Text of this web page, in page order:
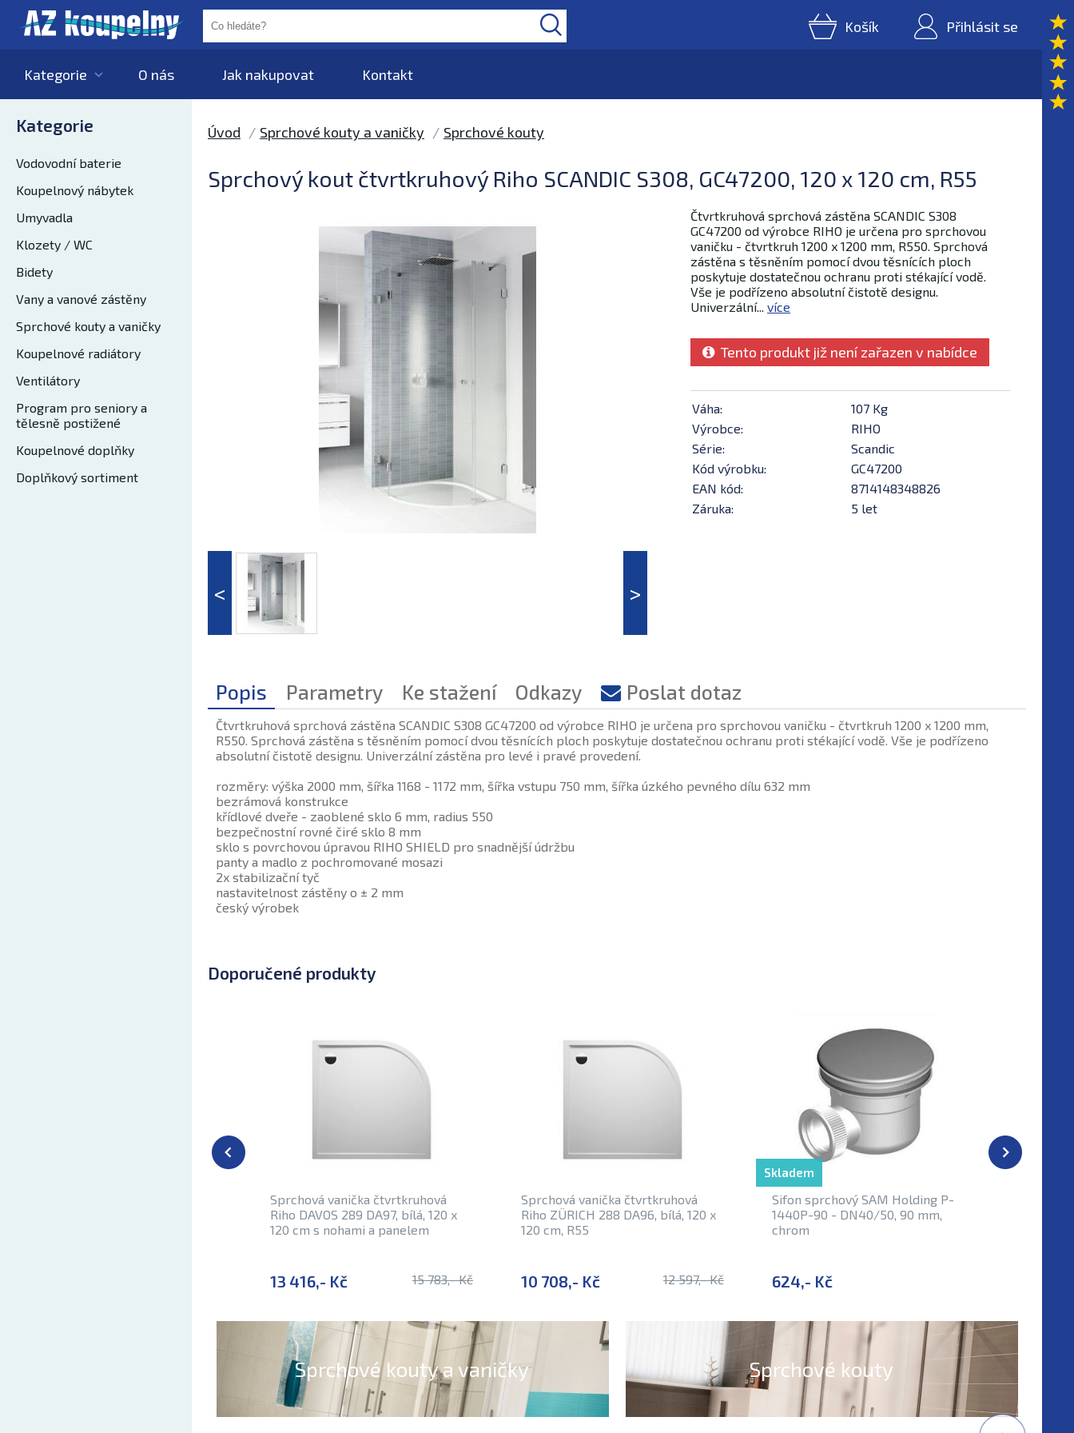
Košík Přihlásit se
Kategorie O nás Jak nakupovat Kontakt
Kategorie
Vodovodní baterie
Koupelnový nábytek
Umyvadla
Klozety / WC
Bidety
Vany a vanové zástěny
Sprchové kouty a vaničky
Koupelnové radiátory
Ventilátory
Program pro seniory a
tělesně postižené
Koupelnové doplňky
Doplňkový sortiment
Úvod Sprchové kouty a vaničky Sprchové kouty
Sprchový kout čtvrtkruhový Riho SCANDIC S308, GC47200, 120 x 120 cm, R55
Čtvrtkruhová sprchová zástěna SCANDIC S308
GC47200 od výrobce RIHO je určena pro sprchovou
vaničku - čtvrtkruh 1200 x 1200 mm, R550. Sprchová
zástěna s těsněním pomocí dvou těsnících ploch
poskytuje dostatečnou ochranu proti stékající vodě.
Vše je podřízeno absolutní čistotě designu.
Univerzální... více
Tento produkt již není zařazen v nabídce
Váha:
107 Kg
Výrobce:
RIHO
Série:
Scandic
Kód výrobku:
GC47200
EAN kód:
8714148348826
Záruka:
5 let
Popis Parametry Ke stažení Odkazy Poslat dotaz
Čtvrtkruhová sprchová zástěna SCANDIC S308 GC47200 od výrobce RIHO je určena pro sprchovou vaničku - čtvrtkruh 1200 x 1200 mm,
R550. Sprchová zástěna s těsněním pomocí dvou těsnících ploch poskytuje dostatečnou ochranu proti stékající vodě. Vše je podřízeno
absolutní čistotě designu. Univerzální zástěna pro levé i pravé provedení.
rozměry: výška 2000 mm, šířka 1168 - 1172 mm, šířka vstupu 750 mm, šířka úzkého pevného dílu 632 mm
bezrámová konstrukce
křídlové dveře - zaoblené sklo 6 mm, radius 550
bezpečnostní rovné čiré sklo 8 mm
sklo s povrchovou úpravou RIHO SHIELD pro snadnější údržbu
panty a madlo z pochromované mosazi
2x stabilizační tyč
nastavitelnost zástěny o ± 2 mm
český výrobek
Doporučené produkty
Sprchová vanička čtvrtkruhová
Riho DAVOS 289 DA97, bílá, 120 x
120 cm s nohami a panelem
13 416,- Kč 15 783,- Kč
Sprchová vanička čtvrtkruhová
Riho ZÜRICH 288 DA96, bílá, 120 x
120 cm, R55
10 708,- Kč 12 597,- Kč
Sifon sprchový SAM Holding P-
1440P-90 - DN40/50, 90 mm,
chrom
624,- Kč
Skladem
Sprchové kouty a vaničky Sprchové kouty